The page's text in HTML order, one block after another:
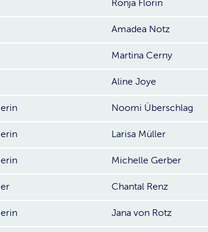
Ronja Florin
Amadea Notz
Martina Cerny
Aline Joye
Noomi Überschlag
Larisa Müller
Michelle Gerber
Chantal Renz
Jana von Rotz